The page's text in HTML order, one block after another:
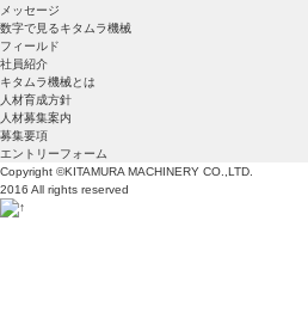
メッセージ
数字で見るキタムラ機械
フィールド
社員紹介
キタムラ機械とは
人材育成方針
人材募集案内
募集要項
エントリーフォーム
Copyright ©KITAMURA MACHINERY CO.,LTD.
2016 All rights reserved